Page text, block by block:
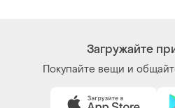
Загружайте
Покупайте вещи и